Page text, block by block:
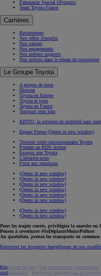
Partenariat Special Olympics
Team Toyota France
Carrières
Recrutement
Nos offres d'emploi
Nos valeurs
Nos engagements
Nos métiers supports
Nos métiers dans le réseau de concession
Le Groupe Toyota
A propos de nous
Histoire
Toyota en Europe
Toyota et vous
Toyota en France
Toujours plus loin
KINTO, la solution de mobilité sans
Espace Presse (Opens in new window)
Trouvez votre concessionnaire Toyota
Prendre un RDV Atelier
Essayez une Toyota
Contactez-nous
Foire aux questions
(Opens in new window)
(Opens in new window)
(Opens in new window)
(Opens in new window)
(Opens in new window)
(Opens in new window)
(Opens in new window)
(Opens in new window)
Pour les trajets courts, privilégiez la marche ou
Pensez à covoiturer #SeDéplacerMoinsPolluer
Au quotidien, prenez les transports en
Retrouvez les étiquettes énergétiques de nos
Réglement du site Vos informations personnelles
confidentialité
Règlement européen sur les données